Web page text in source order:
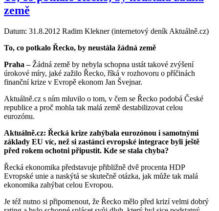
země
Datum: 31.8.2012 Radim Klekner (internetový deník Aktuálně.cz)
To, co potkalo Řecko, by neustála žádná země
Praha –Žádná země by nebyla schopna ustát takové zvýšení
úrokové míry, jaké zažilo Řecko, říká v rozhovoru o příčinách
finanční krize v Evropě ekonom Jan Švejnar.
Aktuálně.cz s ním mluvilo o tom, v čem se Řecko podobá České
republice a proč mohla tak malá země destabilizovat celou
eurozónu.
Aktuálně.cz: Řecká krize zahýbala eurozónou i samotnými
základy EU víc, než si zastánci evropské integrace byli ještě
před rokem ochotni připustit. Kde se stala chyba?
Řecká ekonomika představuje přibližně dvě procenta HDP
Evropské unie a naskýtá se skutečně otázka, jak může tak malá
ekonomika zahýbat celou Evropou.
Je též nutno si připomenout, že Řecko mělo před krizí velmi dobrý